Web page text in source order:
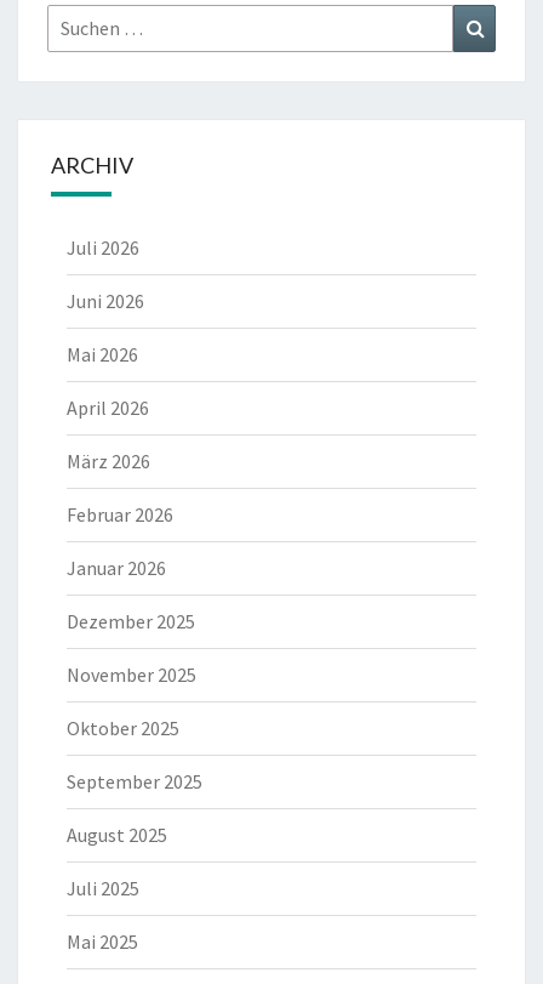
Suchen
nach:
ARCHIV
Juli 2026
Juni 2026
Mai 2026
April 2026
März 2026
Februar 2026
Januar 2026
Dezember 2025
November 2025
Oktober 2025
September 2025
August 2025
Juli 2025
Mai 2025